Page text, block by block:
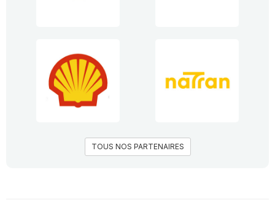
TOUS NOS PARTENAIRES